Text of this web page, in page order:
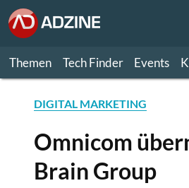
Themen Tech Finder Events
DIGITAL MARKETING
Omnicom
Brain Group